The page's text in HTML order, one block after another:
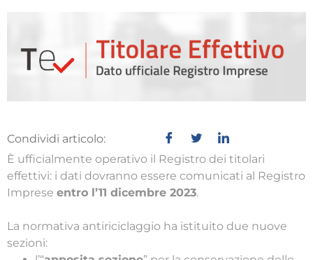
Condividi articolo:
È ufficialmente operativo il Registro dei titolari
effettivi: i dati dovranno essere comunicati al Registro
Imprese entro l’11 dicembre 2023.
La normativa antiriciclaggio ha istituito due nuove
sezioni: